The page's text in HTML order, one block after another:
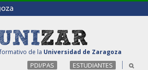
de la Universidad de Zaragoza
PDI/PAS ESTUDIANTES